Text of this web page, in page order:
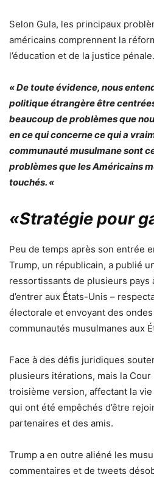
Selon Gula, les principaux
américains comprennent la
l’éducation et de la justice pénale.
« De toute évidence, nous
politique étrangère être
beaucoup de problèmes que
en ce qui concerne ce qui a
communauté musulmane sont
problèmes que les Américains
touchés. «
«Stratégie pour
Peu de temps après son entrée
Trump, un républicain, a publié
ressortissants de plusieurs pays
d’entrer aux États-Unis –
électorale et envoyant des
communautés musulmanes aux
Face à des défis juridiques
plusieurs itérations, mais la
troisième version, affectant la vie
qui ont été empêchés d’être
partenaires et des amis.
Trump a en outre aliéné les
commentaires et de tweets